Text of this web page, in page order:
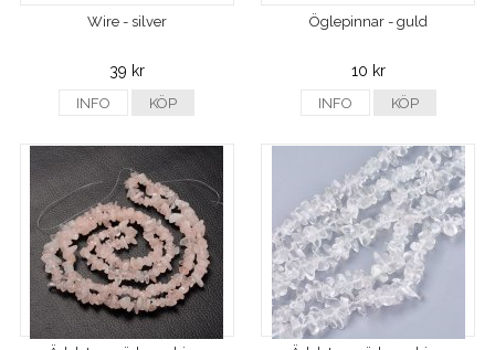
Wire - silver
39 kr
INFO KÖP
Öglepinnar - guld
10 kr
INFO KÖP